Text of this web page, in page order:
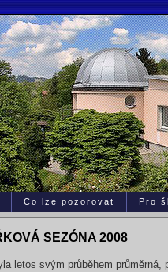
Co lze pozorovat Pro
SEZÓNA 2008
letos svým průběhem